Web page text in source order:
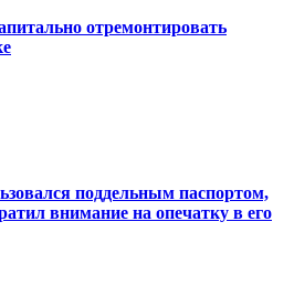
отремонтировать
поддельным паспортом,
внимание на опечатку в его